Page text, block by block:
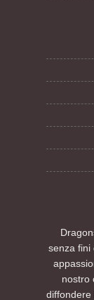
senza fini
nostro
diffondere